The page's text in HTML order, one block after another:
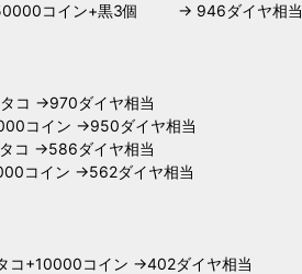
コイン+黒3個 → 946ダイヤ相当
コ →970ダイヤ相当
コイン →950ダイヤ相当
コ →586ダイヤ相当
コイン →562ダイヤ相当
コ+10000コイン →402ダイヤ相当